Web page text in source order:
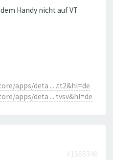
Handy nicht auf VT
apps/deta ... .tt2&hl=de
apps/deta ... tvsv&hl=de
#1565340